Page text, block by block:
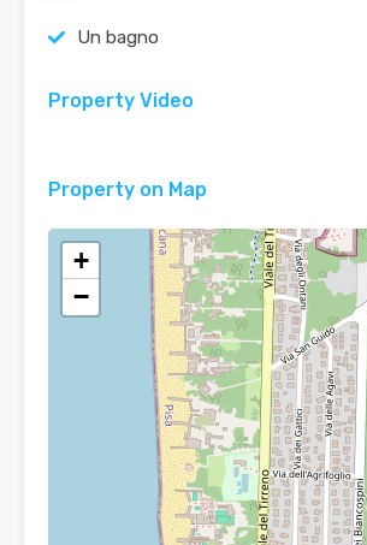
Un bagno
Property Video
Property on Map
+
−